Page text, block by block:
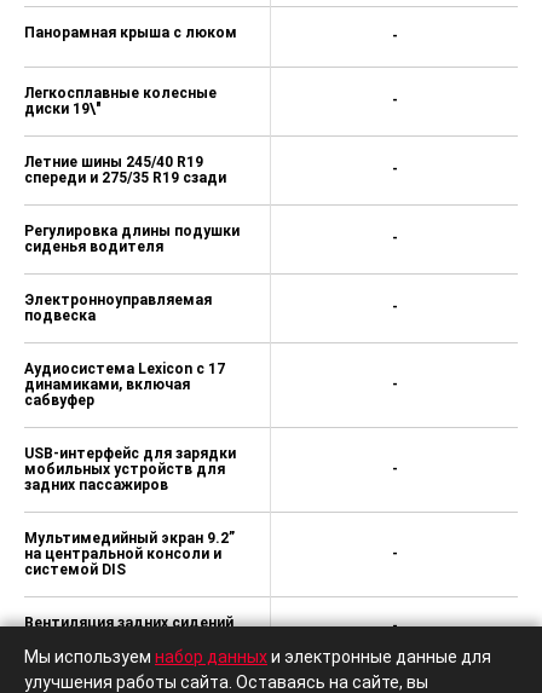
Панорамная крыша с люком
Легкосплавные колесные
диски 19\"
Летние шины 245/40 R19
спереди и 275/35 R19 сзади
Регулировка длины подушки
сиденья водителя
Электронноуправляемая
подвеска
Аудиосистема Lexicon с 17
динамиками, включая
сабвуфер
USB-интерфейс для зарядки
мобильных устройств для
задних пассажиров
Мультимедийный экран 9.2”
на центральной консоли и
системой DIS
Вентиляция задних сидений
-
-
-
-
-
-
-
-
-
Мы используем набор данныхи электронные данные для
улучшения работы сайта. Оставаясь на сайте, вы